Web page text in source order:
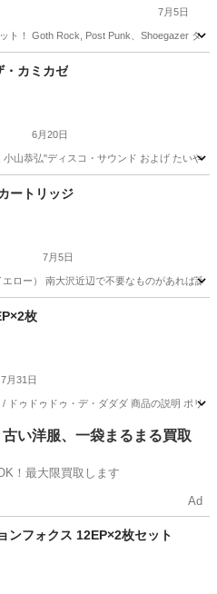
7月5日
ト！ Goth Rock, Post Punk、Shoegazer タ
CD セット
レコード ザ・カミカゼ
6月20日
山恭弘"ディスコ・サウンド およげ たいや
その他 レコード
ートリッジ
7月5日
ロー） 南大沢近辺で不要なものがあれば譲
買いたい/ください
枚
7月31日
ドゥドゥドゥ・デ・ダダダ 商品の説明 ポリ
その他
古い洋服、一袋まるまる買取
！最大限買取します
Ad
フォクス 12EP×2枚セット